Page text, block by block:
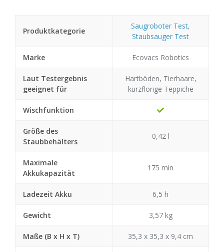
Produktkategorie
Saugroboter Test,
Staubsauger Test
Marke Ecovacs Robotics
Laut Testergebnis
geeignet für
Hartböden, Tierhaare,
kurzflorige Teppiche
Wischfunktion
Größe des
Staubbehälters
0,42 l
Maximale
Akkukapazität
175 min
Ladezeit Akku 6,5 h
Gewicht 3,57 kg
Maße (B x H x T) 35,3 x 35,3 x 9,4 cm